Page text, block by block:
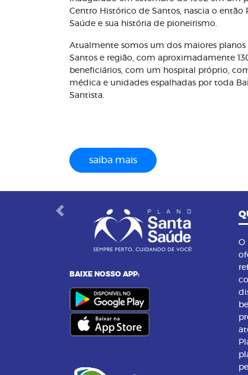
beneficiários.
Inaugurado em setembro de 1992 em um
Atualmente somos um dos maiores planos
Santos e região, com aproximadamente
beneficiários, com um hospital próprio,
BAIXE NOSSO APP:
O